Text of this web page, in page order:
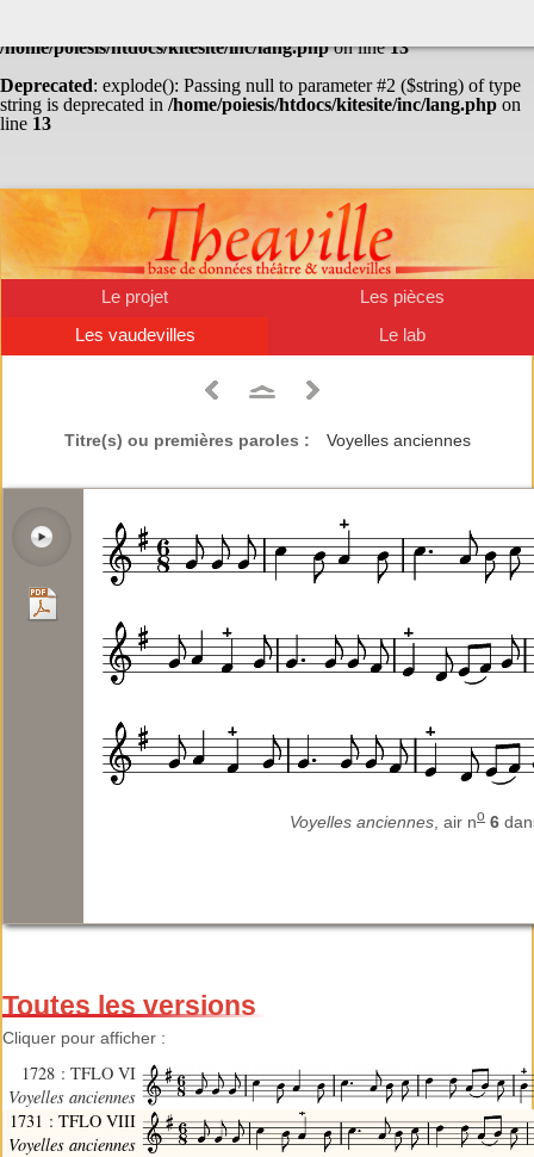
/home/poiesis/htdocs/kitesite/inc/lang.phpon line13
Deprecated: explode(): Passing null to parameter #2 ($string) of type
string is deprecated in /home/poiesis/htdocs/kitesite/inc/lang.php on
line 13
Le projet
Les pièces
Les vaudevilles
Le lab
Titre(s) ou premières paroles : Voyelles anciennes
Voyelles anciennes , air no 6
Toutes les versions
Cliquer pour afficher :
1728 : TFLO VI
Voyelles anciennes
1731 : TFLO VIII
Voyelles anciennes